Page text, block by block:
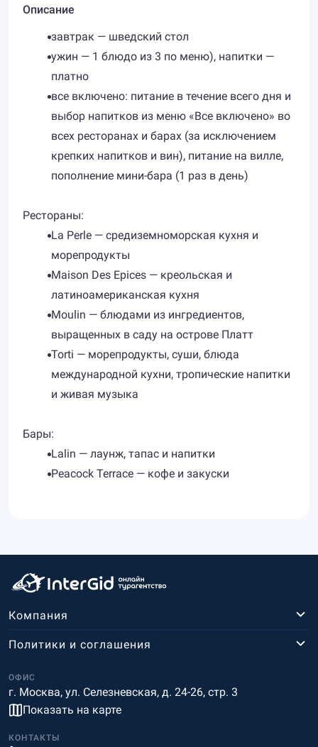
Описание
завтрак — шведский стол
ужин — 1 блюдо из 3 по меню), напитки —
платно
все включено: питание в течение всего дня и
выбор напитков из меню «Все включено» во
всех ресторанах и барах (за исключением
крепких напитков и вин), питание на вилле,
пополнение мини-бара (1 раз в день)
Рестораны:
​La Perle — средиземноморская кухня и
морепродукты
Maison Des Epices — креольская и
латиноамериканская кухня
Moulin — блюдами из ингредиентов,
выращенных в саду на острове Платт
Torti — морепродукты, суши, блюда
международной кухни, тропические напитки
и живая музыка
Бары:
​Lalin — лаунж, тапас и напитки
Peacock Terrace — кофе и закуски
Компания
ОФИС
г. Москва, ул. Селезневская, д. 24-26, стр. 3
Показать на карте
Политики и соглашения
КОНТАКТЫ